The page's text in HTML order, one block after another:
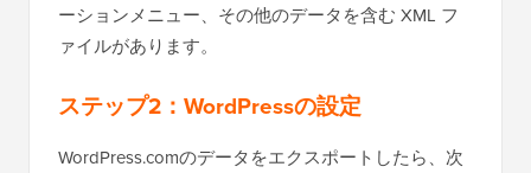
ーションメニュー、その他のデータを含む XML フ
ァイルがあります。
ステップ2：WordPressの設定
WordPress.comのデータをエクスポートしたら、次